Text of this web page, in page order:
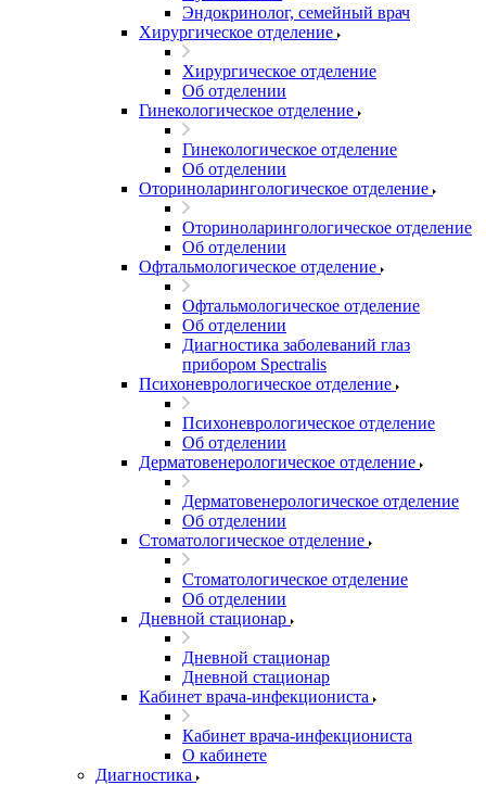
Эндокринолог, семейный врач
Хирургическое отделение
Хирургическое отделение
Об отделении
Гинекологическое отделение
Гинекологическое отделение
Об отделении
Оториноларингологическое отделение
Оториноларингологическое отделение
Об отделении
Офтальмологическое отделение
Офтальмологическое отделение
Об отделении
Диагностика заболеваний глаз
прибором Spectralis
Психоневрологическое отделение
Психоневрологическое отделение
Об отделении
Дерматовенерологическое отделение
Дерматовенерологическое отделение
Об отделении
Стоматологическое отделение
Стоматологическое отделение
Об отделении
Дневной стационар
Дневной стационар
Дневной стационар
Кабинет врача-инфекциониста
Кабинет врача-инфекциониста
О кабинете
Диагностика